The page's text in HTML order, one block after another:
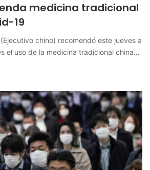
medicina tradicional
19
chino) recomendó este jueves a
el uso de la medicina tradicional china…